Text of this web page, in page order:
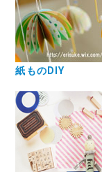
紙ものDIY